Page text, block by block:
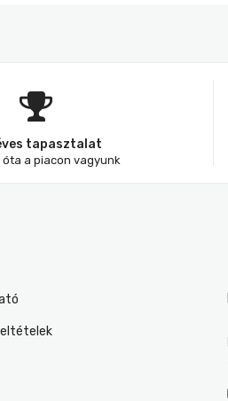
tapasztalat
óta a piacon vagyunk